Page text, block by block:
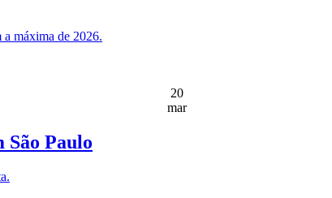
máxima de 2026.
20
mar
São Paulo